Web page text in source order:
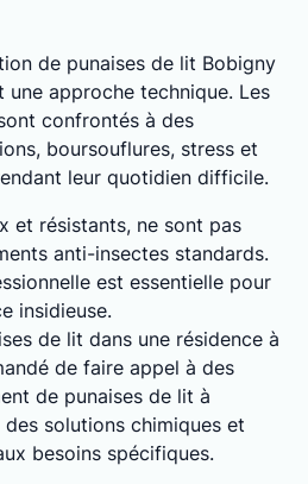
de punaises de lit Bobigny
approche technique. Les
confrontés à des
boursouflures, stress et
leur quotidien difficile.
et résistants, ne sont pas
anti-insectes standards.
est essentielle pour
insidieuse.
de lit dans une résidence à
de faire appel à des
de punaises de lit à
solutions chimiques et
besoins spécifiques.